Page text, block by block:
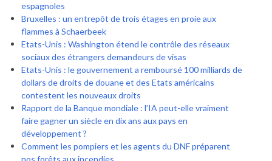
espagnoles
Bruxelles : un entrepôt de trois étages en proie aux
flammes à Schaerbeek
Etats-Unis : Washington étend le contrôle des réseaux
sociaux des étrangers demandeurs de visas
Etats-Unis : le gouvernement a remboursé 100 milliards de
dollars de droits de douane et des Etats américains
contestent les nouveaux droits
Rapport de la Banque mondiale : l’IA peut-elle vraiment
faire gagner un siècle en dix ans aux pays en
développement ?
Comment les pompiers et les agents du DNF préparent